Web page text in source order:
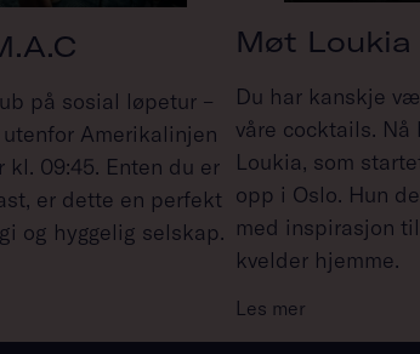
på sosial løpetur –
Amerikalinjen
09:45. Enten du er
er dette en perfekt
og hyggelig selskap.
Møt
Du har kanskje
våre cocktails.
Loukia, som
opp i Oslo. Hun
med inspirasjon
kvelder hjemme.
Les mer